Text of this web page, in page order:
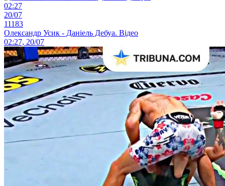
02:27
20/07
11183
Олександр Усик - Даніель Дебуа. Відео
02:27, 20/07